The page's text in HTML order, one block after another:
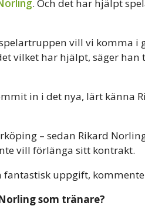
. Och det har hjälpt
vill vi komma i
vilket har hjälpt, säger
in i det nya, lärt känna
– sedan Rikard
vill förlänga sitt kontrakt.
fantastisk uppgift,
som tränare?